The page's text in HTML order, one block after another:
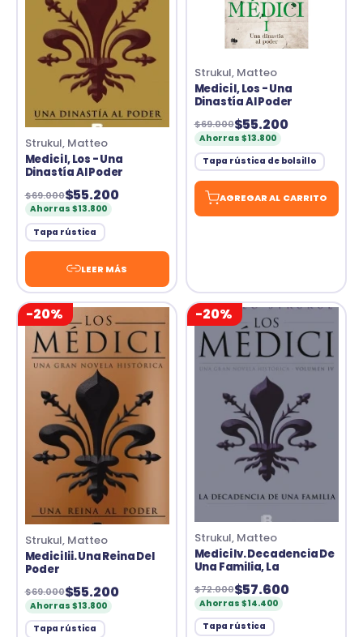
Strukul, Matteo
Medici I, Los - Una
Dinastía Al Poder
$69.000$55.200
Ahorras $13.800
Tapa rústica
LEER MÁS
Strukul, Matteo
Medici I, Los - Una
Dinastía Al Poder
$69.000$55.200
Ahorras $13.800
Tapa rústica de bolsillo
AGREGAR AL CARRITO
-20%
Strukul, Matteo
Medici Iii. Una Reina Del
Poder
$69.000$55.200
Ahorras $13.800
Tapa rústica
-20%
Strukul, Matteo
Medici Iv. Decadencia De
Una Familia, La
$72.000$57.600
Ahorras $14.400
Tapa rústica